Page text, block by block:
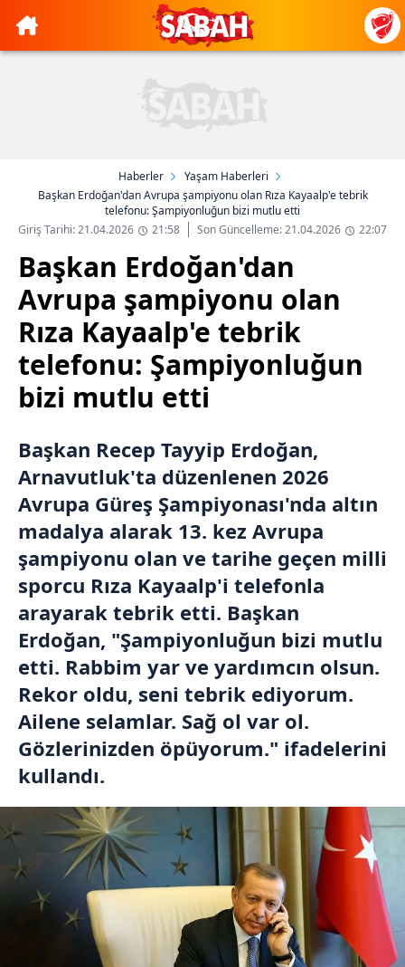
Haberler
Yaşam Haberleri
Başkan Erdoğan'dan Avrupa şampiyonu olan Rıza Kayaalp'e tebrik
telefonu: Şampiyonluğun bizi mutlu etti
Giriş Tarihi: 21.04.2026
21:58 Son Güncelleme: 21.04.2026 22:07
Başkan Erdoğan'dan
Avrupa şampiyonu olan
Rıza Kayaalp'e tebrik
telefonu: Şampiyonluğun
bizi mutlu etti
Başkan Recep Tayyip Erdoğan,
Arnavutluk'ta düzenlenen 2026
Avrupa Güreş Şampiyonası'nda altın
madalya alarak 13. kez Avrupa
şampiyonu olan ve tarihe geçen milli
sporcu Rıza Kayaalp'i telefonla
arayarak tebrik etti. Başkan
Erdoğan, "Şampiyonluğun bizi mutlu
etti. Rabbim yar ve yardımcın olsun.
Rekor oldu, seni tebrik ediyorum.
Ailene selamlar. Sağ ol var ol.
Gözlerinizden öpüyorum." ifadelerini
kullandı.